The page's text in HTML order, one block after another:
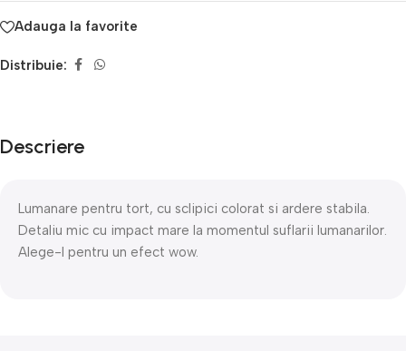
Adauga la favorite
Distribuie:
Descriere
Lumanare pentru tort, cu sclipici colorat si ardere stabila.
Detaliu mic cu impact mare la momentul suflarii lumanarilor.
Alege-l pentru un efect wow.